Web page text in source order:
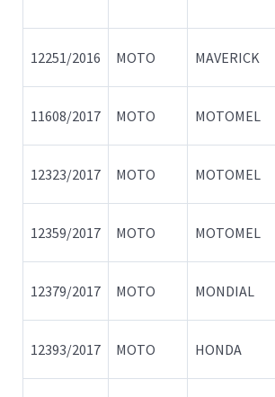
12251/2016 MOTO MAVERICK
11608/2017 MOTO MOTOMEL
12323/2017 MOTO MOTOMEL
12359/2017 MOTO MOTOMEL
12379/2017 MOTO MONDIAL
12393/2017 MOTO HONDA